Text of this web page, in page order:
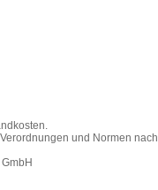
und Normen nach